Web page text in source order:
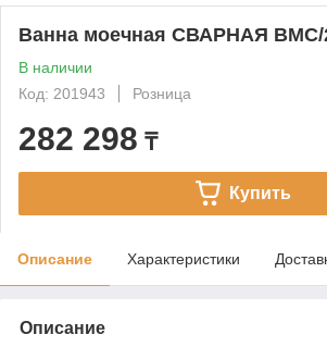
Ванна моечная СВАРНАЯ ВМС/
В наличии
Код: 201943
Розница
282 298 ₸
Купить
Описание Характеристики
Описание